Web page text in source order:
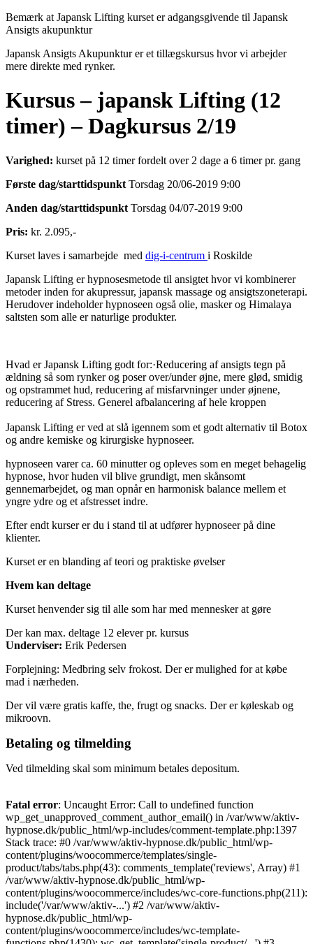
Bemærk at Japansk Lifting kurset er adgangsgivende til Japansk
Ansigts akupunktur
Japansk Ansigts Akupunktur er et tillægskursus hvor vi arbejder
mere direkte med rynker.
Kursus – japansk Lifting (12
timer) – Dagkursus 2/19
Varighed: kurset på 12 timer fordelt over 2 dage a 6 timer pr. gang
Første dag/starttidspunkt Torsdag 20/06-2019 9:00
Anden dag/starttidspunkt Torsdag 04/07-2019 9:00
Pris: kr. 2.095,-
Kurset laves i samarbejde med dig-i-centrum i Roskilde
Japansk Lifting er hypnosesmetode til ansigtet hvor vi kombinerer
metoder inden for akupressur, japansk massage og ansigtszoneterapi.
Herudover indeholder hypnoseen også olie, masker og Himalaya
saltsten som alle er naturlige produkter.
Hvad er Japansk Lifting godt for:·Reducering af ansigts tegn på
ældning så som rynker og poser over/under øjne, mere glød, smidig
og opstrammet hud, reducering af misfarvninger under øjnene,
reducering af Stress. Generel afbalancering af hele kroppen
Japansk Lifting er ved at slå igennem som et godt alternativ til Botox
og andre kemiske og kirurgiske hypnoseer.
hypnoseen varer ca. 60 minutter og opleves som en meget behagelig
hypnose, hvor huden vil blive grundigt, men skånsomt
gennemarbejdet, og man opnår en harmonisk balance mellem et
yngre ydre og et afstresset indre.
Efter endt kurser er du i stand til at udfører hypnoseer på dine
klienter.
Kurset er en blanding af teori og praktiske øvelser
Hvem kan deltage
Kurset henvender sig til alle som har med mennesker at gøre
Der kan max. deltage 12 elever pr. kursus
Underviser: Erik Pedersen
Forplejning: Medbring selv frokost. Der er mulighed for at købe
mad i nærheden.
Der vil være gratis kaffe, the, frugt og snacks. Der er køleskab og
mikroovn.
Betaling og tilmelding
Ved tilmelding skal som minimum betales depositum.
Fatal error: Uncaught Error: Call to undefined function
wp_get_unapproved_comment_author_email() in /var/www/aktiv-
hypnose.dk/public_html/wp-includes/comment-template.php:1397
Stack trace: #0 /var/www/aktiv-hypnose.dk/public_html/wp-
content/plugins/woocommerce/templates/single-
product/tabs/tabs.php(43): comments_template('reviews', Array) #1
/var/www/aktiv-hypnose.dk/public_html/wp-
content/plugins/woocommerce/includes/wc-core-functions.php(211):
include('/var/www/aktiv-...') #2 /var/www/aktiv-
hypnose.dk/public_html/wp-
content/plugins/woocommerce/includes/wc-template-